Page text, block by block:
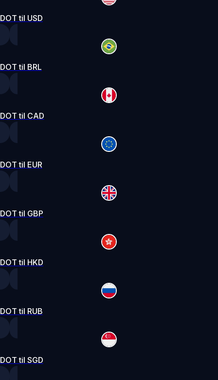
DOT til USD
DOT til BRL
DOT til CAD
DOT til EUR
DOT til GBP
DOT til HKD
DOT til RUB
DOT til SGD